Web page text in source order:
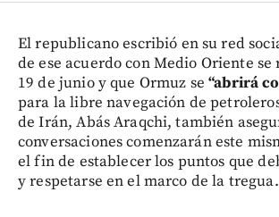
El republicano escribió en su red
de ese acuerdo con Medio Oriente se
19 de junio y que Ormuz se “abrirá
para la libre navegación de
de Irán, Abás Araqchi, también
conversaciones comenzarán este
el fin de establecer los puntos que
y respetarse en el marco de la tregua.